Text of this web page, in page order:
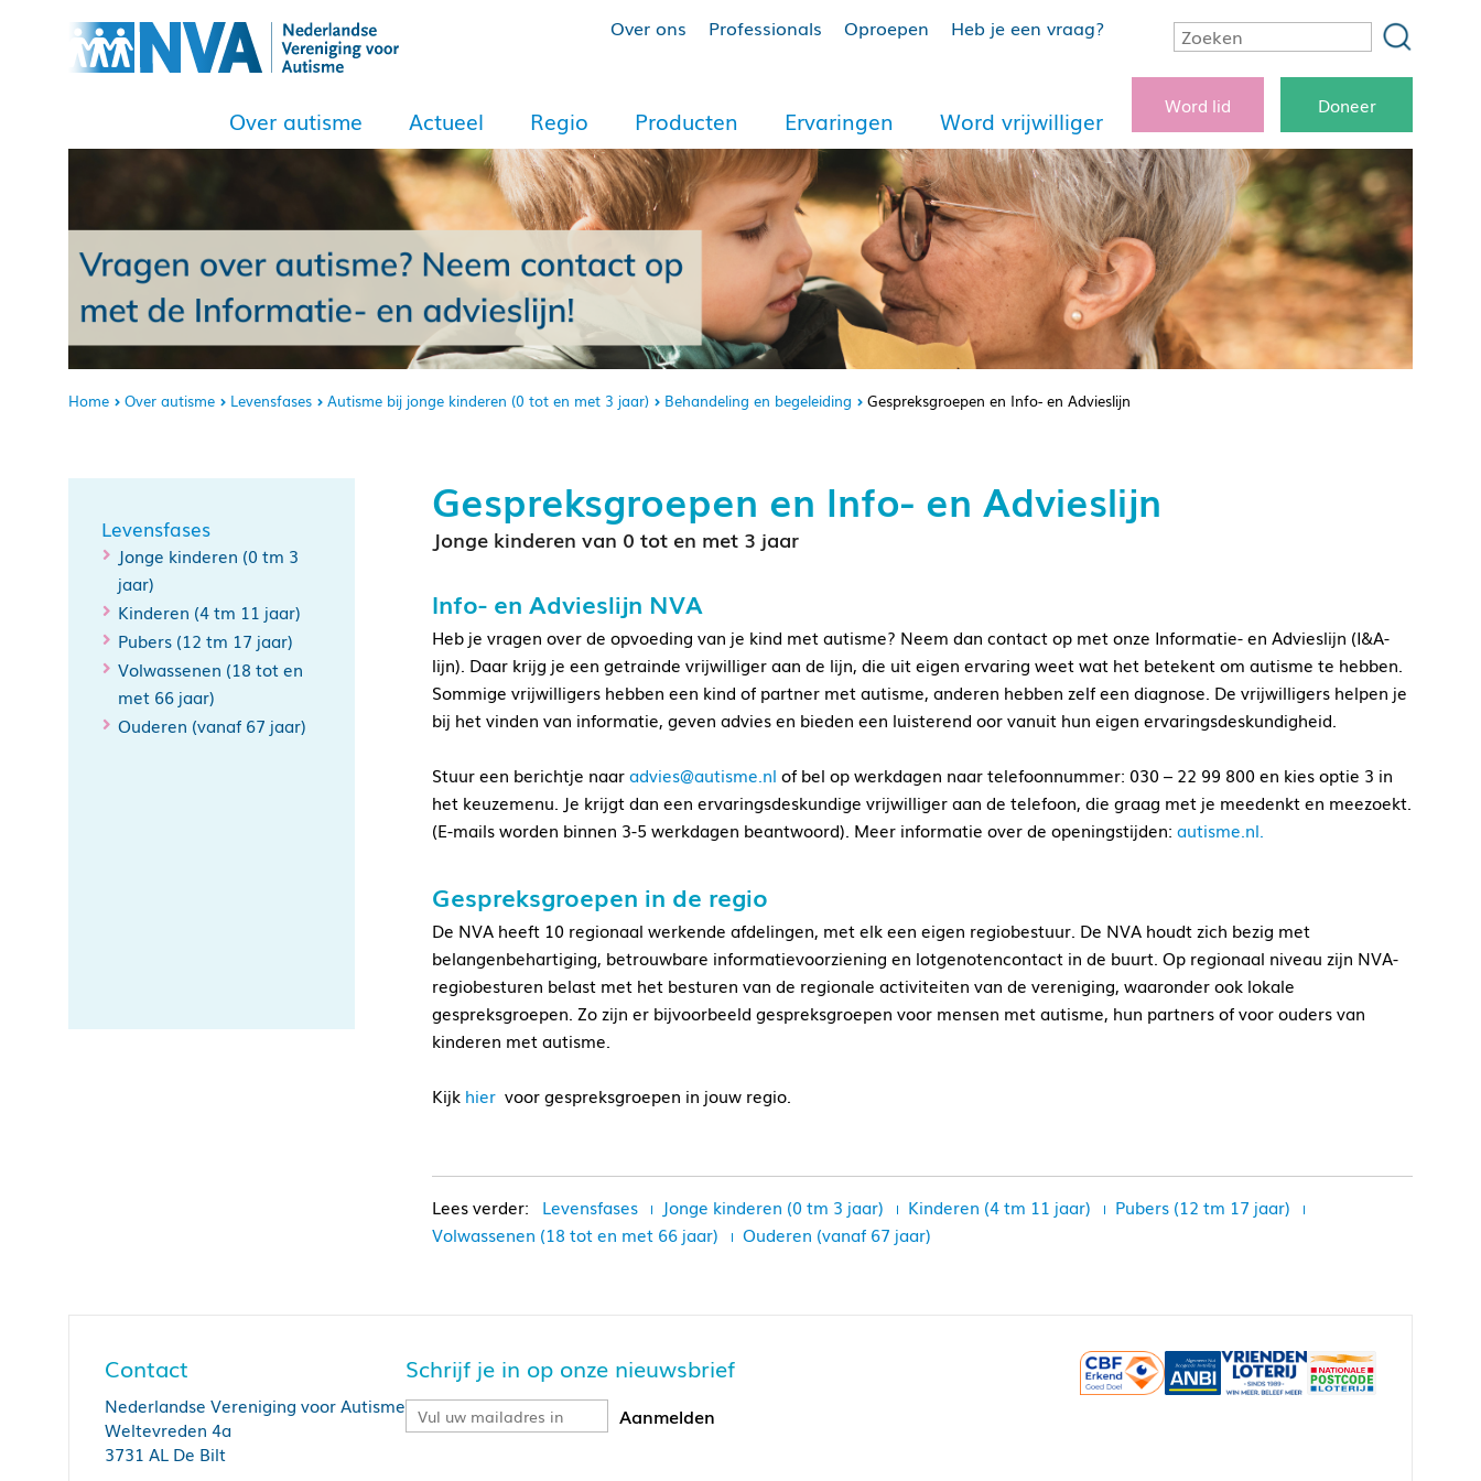
Over ons Professionals Oproepen Heb je een vraag?
Over autisme Actueel Regio Producten Ervaringen Word vrijwilliger
Word lid Doneer
Home Over autisme Levensfases Autisme bij jonge kinderen (0 tot en met 3 jaar) Behandeling en begeleiding Gespreksgroepen en Info- en Advieslijn
Levensfases
Jonge kinderen (0 tm 3
jaar)
Kinderen (4 tm 11 jaar)
Pubers (12 tm 17 jaar)
Volwassenen (18 tot en
met 66 jaar)
Ouderen (vanaf 67 jaar)
Gespreksgroepen en Info- en Advieslijn
Jonge kinderen van 0 tot en met 3 jaar
Info- en Advieslijn NVA
Heb je vragen over de opvoeding van je kind met autisme? Neem dan contact op met onze Informatie- en Advieslijn (I&A-
lijn). Daar krijg je een getrainde vrijwilliger aan de lijn, die uit eigen ervaring weet wat het betekent om autisme te hebben.
Sommige vrijwilligers hebben een kind of partner met autisme, anderen hebben zelf een diagnose. De vrijwilligers helpen je
bij het vinden van informatie, geven advies en bieden een luisterend oor vanuit hun eigen ervaringsdeskundigheid.
Stuur een berichtje naaradvies@autisme.nl of bel op werkdagen naar telefoonnummer: 030 – 22 99 800 en kies optie 3 in
het keuzemenu. Je krijgt dan een ervaringsdeskundige vrijwilliger aan de telefoon, die graag met je meedenkt en meezoekt.
(E-mails worden binnen 3-5 werkdagen beantwoord). Meer informatie over de openingstijden: autisme.nl.
Gespreksgroepen in de regio
De NVA heeft 10 regionaal werkende afdelingen, met elk een eigen regiobestuur. De NVA houdt zich bezig met
belangenbehartiging, betrouwbare informatievoorziening en lotgenotencontact in de buurt. Op regionaal niveau zijn NVA-
regiobesturen belast met het besturen van de regionale activiteiten van de vereniging, waaronder ook lokale
gespreksgroepen. Zo zijn er bijvoorbeeld gespreksgroepen voor mensen met autisme, hun partners of voor ouders van
kinderen met autisme.
Kijk hier voor gespreksgroepen in jouw regio.
Levensfases Jonge kinderen (0 tm 3 jaar) Kinderen (4 tm 11 jaar)
Pubers (12 tm 17 jaar)
Volwassenen (18 tot en met 66 jaar)
Ouderen (vanaf 67 jaar)
Contact
Nederlandse Vereniging voor Autisme
Weltevreden 4a
3731 AL De Bilt
Schrijf je in op onze nieuwsbrief